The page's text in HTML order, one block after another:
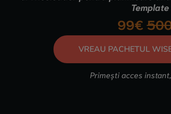
99€
VREAU PACHETUL
Primești acces